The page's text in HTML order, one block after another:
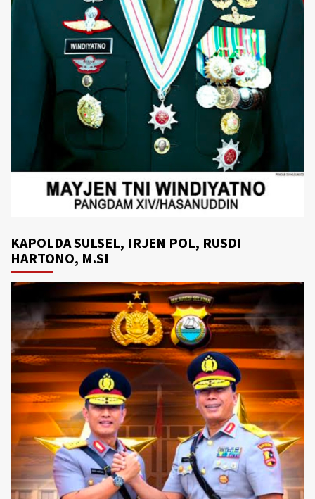
KAPOLDA SULSEL, IRJEN POL, RUSDI
HARTONO, M.SI